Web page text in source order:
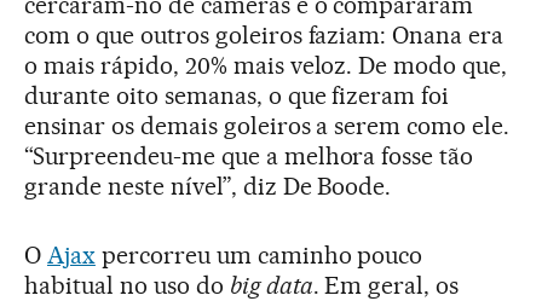
com o que outros goleiros faziam: Onana era
o mais rápido, 20% mais veloz. De modo que,
durante oito semanas, o que fizeram foi
ensinar os demais goleiros a serem como ele.
“Surpreendeu-me que a melhora fosse tão
grande neste nível”, diz De Boode.
O Ajaxpercorreu um caminho pouco
habitual no uso do big data. Em geral, os